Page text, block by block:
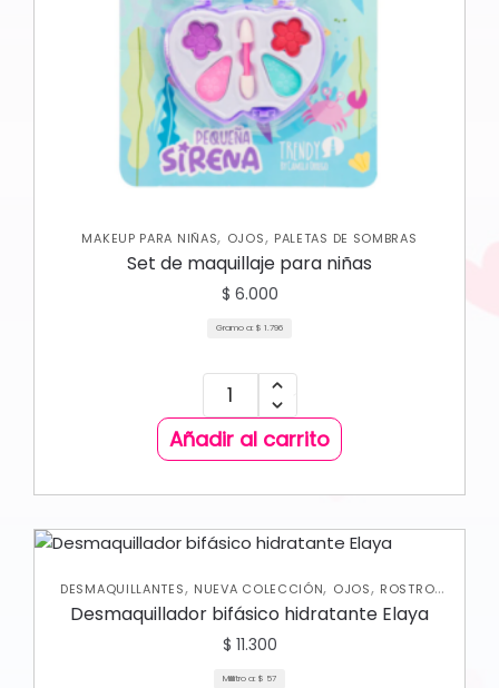
MAKEUP PARA NIÑAS, OJOS, PALETAS DE SOMBRAS
Set de maquillaje para niñas
$ 6.000
Gramo a: $ 1.796
Añadir al carrito
DESMAQUILLANTES, NUEVA COLECCIÓN, OJOS, ROSTRO,
SKIN CARE FACIAL
Desmaquillador bifásico hidratante Elaya
$ 11.300
Mililitro a: $ 57